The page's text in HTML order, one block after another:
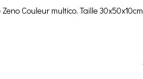
Couleur multico, Taille 30x50x10cm